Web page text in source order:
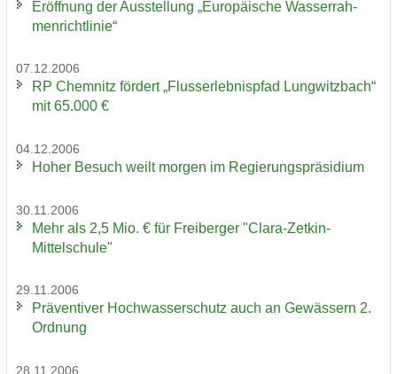
Er­öff­nung der Aus­stel­lung „Eu­ro­päi­sche Was­ser­rah­
men­richt­li­nie“
07.12.2006
RP Chem­nitz för­dert „Fluss­erleb­nis­pfad Lung­witz­bach“
mit 65.000 €
04.12.2006
Hoher Be­such weilt mor­gen im Re­gie­rungs­prä­si­di­um
30.11.2006
Mehr als 2,5 Mio. € für Frei­ber­ger "Clara-​Zetkin-
Mittelschule"
29.11.2006
Prä­ven­ti­ver Hoch­was­ser­schutz auch an Ge­wäs­sern 2.
Ord­nung
28.11.2006